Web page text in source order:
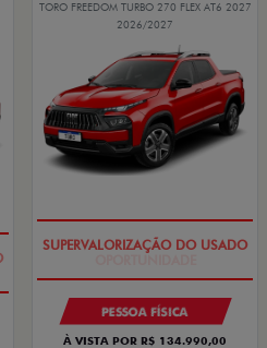
TORO FREEDOM TURBO 270 FLEX AT6 2027
2026/2027
PESSOA FÍSICA
À VISTA POR R$ 134.990,00